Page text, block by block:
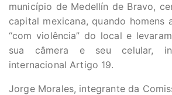
município de Medellín de Bravo,
capital mexicana, quando homens
“com violência” do local e
sua câmera e seu celular,
internacional Artigo 19.
Jorge Morales, integrante da